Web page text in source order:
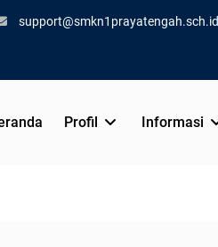
support@smkn1prayatengah.sch.id
Profil Informasi